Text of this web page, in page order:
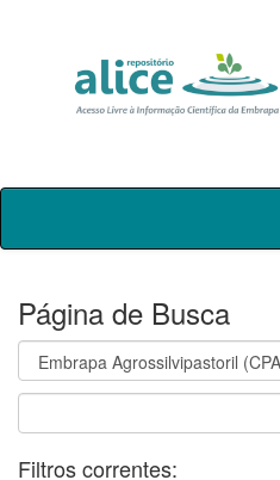
Skip
Página de Busca
Filtros correntes: